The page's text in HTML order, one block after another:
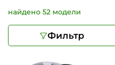
найдено 52 модели
Фильтр